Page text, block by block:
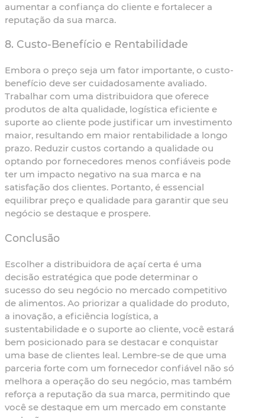
aumentar a confiança do cliente e fortalecer a
reputação da sua marca.
8. Custo-Benefício e Rentabilidade
Embora o preço seja um fator importante, o custo-
benefício deve ser cuidadosamente avaliado.
Trabalhar com uma distribuidora que oferece
produtos de alta qualidade, logística eficiente e
suporte ao cliente pode justificar um investimento
maior, resultando em maior rentabilidade a longo
prazo. Reduzir custos cortando a qualidade ou
optando por fornecedores menos confiáveis pode
ter um impacto negativo na sua marca e na
satisfação dos clientes. Portanto, é essencial
equilibrar preço e qualidade para garantir que seu
negócio se destaque e prospere.
Conclusão
Escolher a distribuidora de açaí certa é uma
decisão estratégica que pode determinar o
sucesso do seu negócio no mercado competitivo
de alimentos. Ao priorizar a qualidade do produto,
a inovação, a eficiência logística, a
sustentabilidade e o suporte ao cliente, você estará
bem posicionado para se destacar e conquistar
uma base de clientes leal. Lembre-se de que uma
parceria forte com um fornecedor confiável não só
melhora a operação do seu negócio, mas também
reforça a reputação da sua marca, permitindo que
você se destaque em um mercado em constante